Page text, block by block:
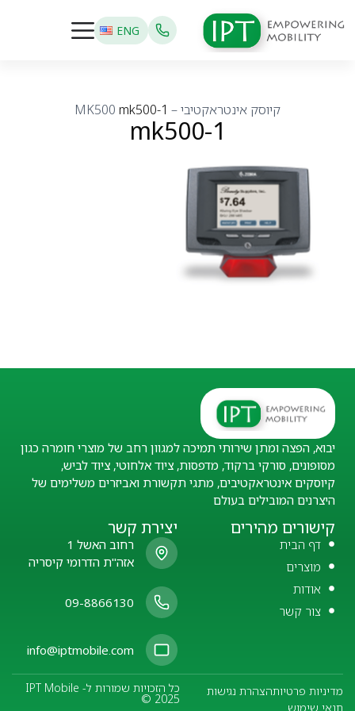
ENG
קיוסק אינטראקטיבי – MK500 mk500-1
mk500-1
יבוא, הפצה ומתן שירותי תמיכה למגוון רחב של מוצרי חומרה כגון
מסופונים, סורקי ברקוד, מדפסות, ציוד אלחוטי, ציוד לביש,
קיוסקים אינטראקטיבים, מתגי תקשורת ואביזרים משלימים של
היצרנים המובילים בעולם
קישורים מהירים
דף הבית
מוצרים
אודות
צור קשר
יצירת קשר
רחוב האשל 1
אזה"ת הדרומי קיסריה
09-8866130
info@iptmobile.com
מדיניות פרטיותהצהרת נגישות
תנאי שימוש
כל הזכויות שמורות ל- IPT Mobile
© 2025